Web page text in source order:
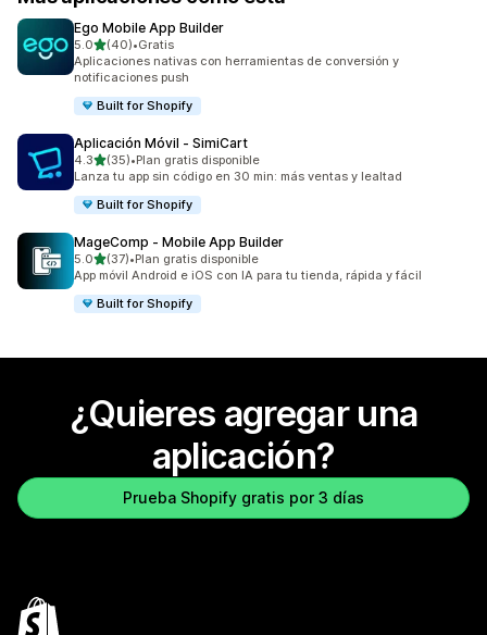
Ego Mobile App Builder
5.0de 5 estrellas
(40)
40 reseñas en total
•Gratis
Aplicaciones nativas con herramientas de conversión y
notificaciones push
Built for Shopify
Aplicación Móvil ‑ SimiCart
4.3de 5 estrellas
(35)
35 reseñas en total
•Plan gratis disponible
Lanza tu app sin código en 30 min: más ventas y lealtad
Built for Shopify
MageComp ‑ Mobile App Builder
5.0de 5 estrellas
(37)
37 reseñas en total
•Plan gratis disponible
App móvil Android e iOS con IA para tu tienda, rápida y fácil
Built for Shopify
¿Quieres agregar una
aplicación?
Prueba Shopify gratis por 3 días